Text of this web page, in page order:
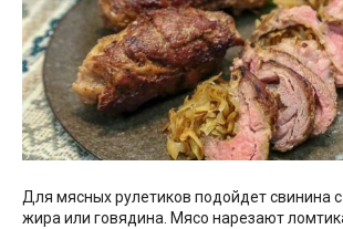
Для мясных рулетиков подойдет свинина
жира или говядина. Мясо нарезают